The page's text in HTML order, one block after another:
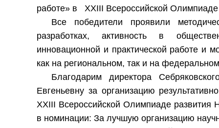
работе» в XXIII Всероссийской Олимпиаде
Все победители проявили
разработках, активность в
инновационной и практической работе и
как на региональном, так и на
Благодарим директора
Евгеньевну за организацию
XXIII Всероссийской Олимпиаде развития
в номинации: За лучшую организацию